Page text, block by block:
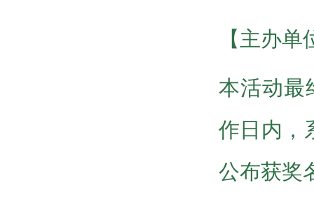
【主办
本活动最
作日内，
公布获奖